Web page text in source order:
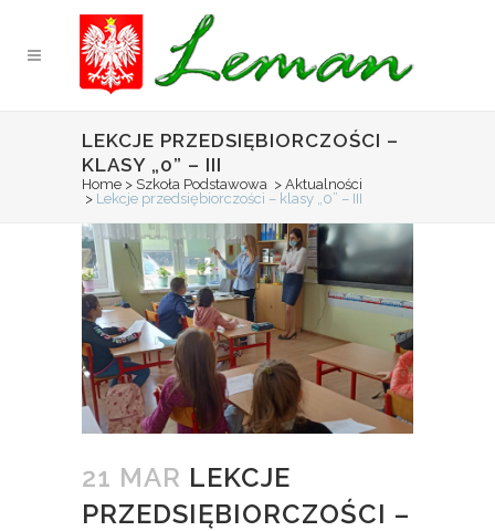
LEKCJE PRZEDSIĘBIORCZOŚCI –
KLASY „0” – III
Home > Szkoła Podstawowa > Aktualności
> Lekcje przedsiębiorczości – klasy „0” – III
21 MAR LEKCJE
PRZEDSIĘBIORCZOŚCI –